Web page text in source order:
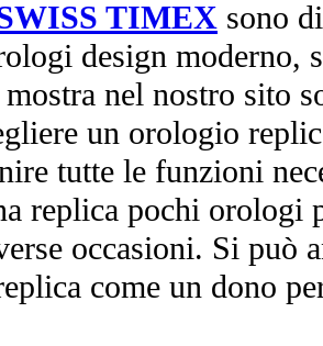
TIMEX sono
design moderno,
nel nostro sito
un orologio
tutte le funzioni
replica pochi orologi
occasioni. Si può
come un dono